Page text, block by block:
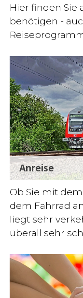
Hier finden Sie
benötigen -
Anreise
Ob Sie mit
dem Fahrrad
liegt sehr
überall sehr